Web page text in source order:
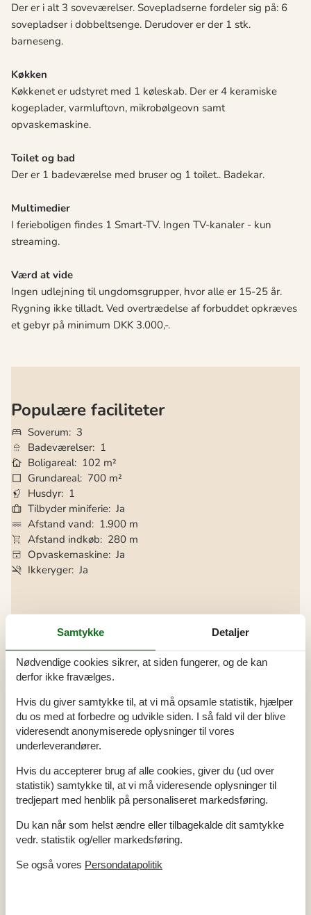
Der er i alt 3 soveværelser. Sovepladserne fordeler sig på: 6
sovepladser i dobbeltsenge. Derudover er der 1 stk.
barneseng.
Køkken
Køkkenet er udstyret med 1 køleskab. Der er 4 keramiske
kogeplader, varmluftovn, mikrobølgeovn samt
opvaskemaskine.
Toilet og bad
Der er 1 badeværelse med bruser og 1 toilet.. Badekar.
Multimedier
I ferieboligen findes 1 Smart-TV. Ingen TV-kanaler - kun
streaming.
Værd at vide
Ingen udlejning til ungdomsgrupper, hvor alle er 15-25 år.
Rygning ikke tilladt. Ved overtrædelse af forbuddet opkræves
et gebyr på minimum DKK 3.000,-.
Populære faciliteter
Soverum
3
Badeværelser 1
Boligareal 102 m²
Grundareal 700 m²
Husdyr 1
Tilbyder miniferie Ja
Afstand vand
1.900 m
Afstand indkøb
280 m
Opvaskemaskine Ja
Ikkeryger Ja
Alle faciliteter
Adgang til ferieboligen
Nøgleboks med kode
Bemærk
Ingen ungdomsgrupper efter anmodning
Rygning er forbudt
Indretning
Antal voksne inkl. 4-11 år
Bebygget areal
102 m²
Byggeår 1965
Feriebolig
Husdyr 1
Højstol
Renoveringsår 2020
Køkken
Antal keramiske kogeplader 4
Køleskab 1
Samtykke Detaljer
Nødvendige cookies sikrer, at siden fungerer, og de kan
derfor ikke fravælges.
Hvis du giver samtykke til, at vi må opsamle statistik, hjælper
du os med at forbedre og udvikle siden. I så fald vil der blive
videresendt anonymiserede oplysninger til vores
underleverandører.
Hvis du accepterer brug af alle cookies, giver du (ud over
statistik) samtykke til, at vi må videresende oplysninger til
tredjepart med henblik på personaliseret markedsføring.
Du kan når som helst ændre eller tilbagekalde dit samtykke
vedr. statistik og/eller markedsføring.
Se også vores Persondatapolitik